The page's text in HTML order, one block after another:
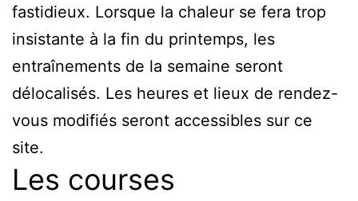
fastidieux. Lorsque la chaleur se fera trop
insistante à la fin du printemps, les
entraînements de la semaine seront
délocalisés. Les heures et lieux de rendez-
vous modifiés seront accessibles sur ce
site.
Les courses